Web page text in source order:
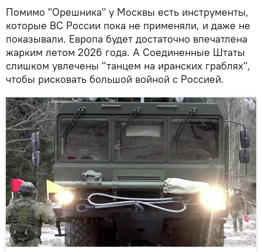
Помимо "Орешника" у Москвы есть инструменты,
которые ВС России пока не применяли, и даже не
показывали. Европа будет достаточно впечатлена
жарким летом 2026 года. А Соединенные Штаты
слишком увлечены "танцем на иранских граблях",
чтобы рисковать большой войной с Россией.